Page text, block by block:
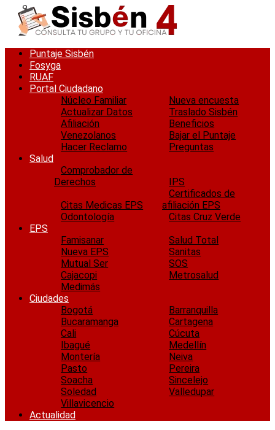
Saltar
contenido
Puntaje Sisbén
Fosyga
RUAF
Portal Ciudadano
Núcleo Familiar
Nueva encuesta
Actualizar Datos
Traslado Sisbén
Afiliación
Beneficios
Venezolanos
Bajar el Puntaje
Hacer Reclamo
Preguntas
Salud
Comprobador de
Derechos
IPS
Citas Medicas EPS
Certificados de
afiliación EPS
Odontología
Citas Cruz Verde
EPS
Famisanar
Salud Total
Nueva EPS
Sanitas
Mutual Ser
SOS
Cajacopi
Metrosalud
Medimás
Ciudades
Bogotá
Barranquilla
Bucaramanga
Cartagena
Cali
Cúcuta
Ibagué
Medellín
Montería
Neiva
Pasto
Pereira
Soacha
Sincelejo
Soledad
Valledupar
Villavicencio
Actualidad